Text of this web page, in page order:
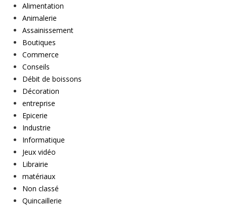
Alimentation
Animalerie
Assainissement
Boutiques
Commerce
Conseils
Débit de boissons
Décoration
entreprise
Epicerie
Industrie
Informatique
Jeux vidéo
Librairie
matériaux
Non classé
Quincaillerie